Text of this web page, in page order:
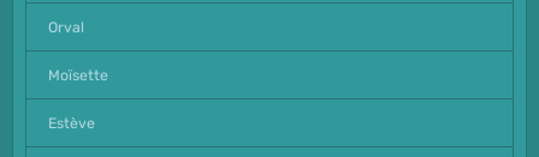
Orval
Moïsette
Estève